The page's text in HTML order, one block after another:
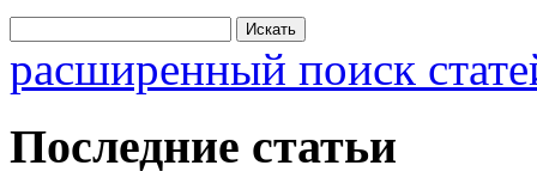
расширенный поиск
Последние статьи